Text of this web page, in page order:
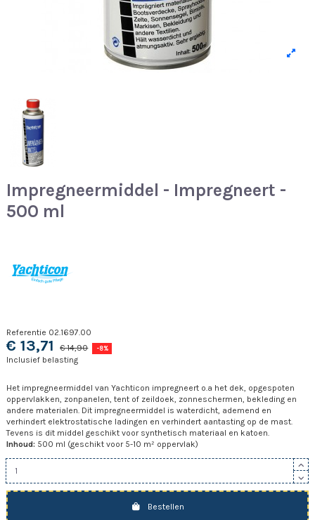
Impregneermiddel - Impregneert -
500 ml
Referentie 02.1697.00
€ 13,71 € 14,90 -8%
Inclusief belasting
Het impregneermiddel van Yachticon impregneert o.a het dek, opgespoten
oppervlakken, zonpanelen, tent of zeildoek, zonneschermen, bekleding en
andere materialen. Dit impregneermiddel is waterdicht, ademend en
verhindert elektrostatische ladingen en verhindert aantasting op de mast.
Tevens is dit middel geschikt voor synthetisch materiaal en katoen.
Inhoud: 500 ml (geschikt voor 5-10 m² oppervlak)
Bestellen